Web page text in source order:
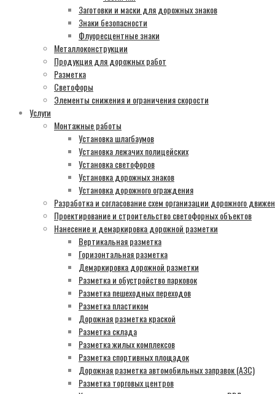
Заготовки и маски для дорожных знаков
Знаки безопасности
Флуоресцентные знаки
Металлоконструкции
Продукция для дорожных работ
Разметка
Светофоры
Элементы снижения и ограничения скорости
Услуги
Монтажные работы
Установка шлагбаумов
Установка лежачих полицейских
Установка светофоров
Установка дорожных знаков
Установка дорожного ограждения
Разработка и согласование схем организации дорожного
Проектирование и строительство светофорных объектов
Нанесение и демаркировка дорожной разметки
Вертикальная разметка
Горизонтальная разметка
Демаркировка дорожной разметки
Разметка и обустройство парковок
Разметка пешеходных переходов
Разметка пластиком
Дорожная разметка краской
Разметка склада
Разметка жилых комплексов
Разметка спортивных площадок
Дорожная разметка автомобильных заправок (АЗС)
Разметка торговых центров